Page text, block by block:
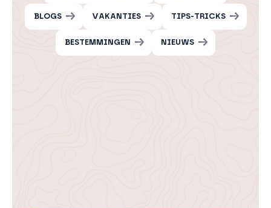
BLOGS VAKANTIES TIPS-TRICKS
BESTEMMINGEN NIEUWS